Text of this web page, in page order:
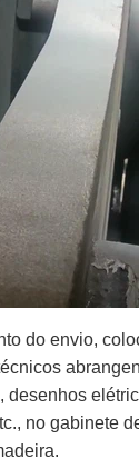
do envio,
desenhos
no gabinete